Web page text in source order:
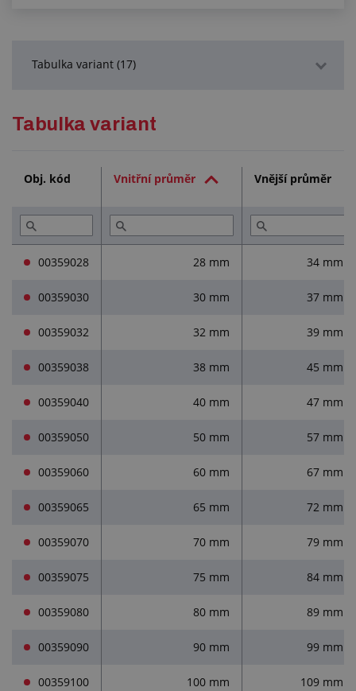
Tabulka variant (17)
Přečtěte si (3)
Tabulka variant
Obj. kód Vnitřní průměr Vnější průměr
00359028 28 mm 34 mm
00359030 30 mm 37 mm
00359032 32 mm 39 mm
00359038 38 mm 45 mm
00359040 40 mm 47 mm
00359050 50 mm 57 mm
00359060 60 mm 67 mm
00359065 65 mm 72 mm
00359070 70 mm 79 mm
00359075 75 mm 84 mm
00359080 80 mm 89 mm
00359090 90 mm 99 mm
00359100 100 mm 109 mm